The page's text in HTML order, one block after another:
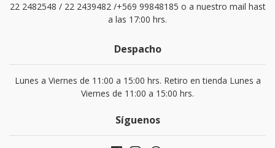
22 2482548 / 22 2439482 /+569 99848185 o a nuestro mail hast
a las 17:00 hrs.
Despacho
Lunes a Viernes de 11:00 a 15:00 hrs. Retiro en tienda Lunes a
Viernes de 11:00 a 15:00 hrs.
Síguenos